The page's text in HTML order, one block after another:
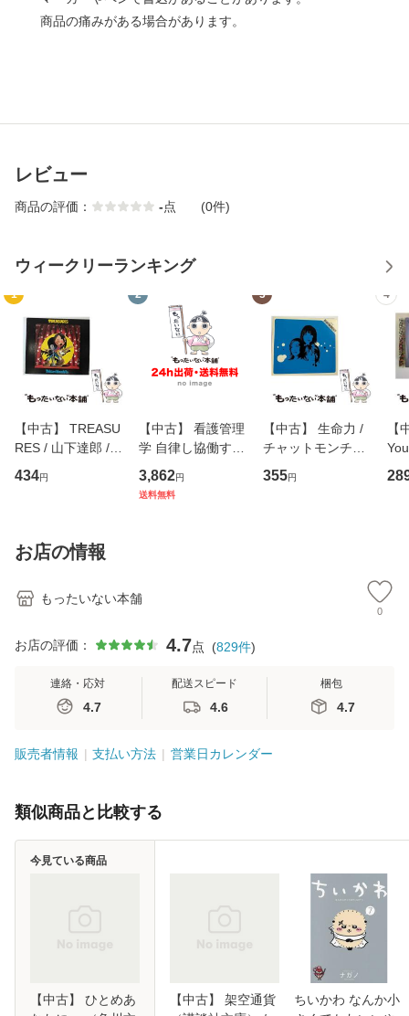
商品の痛みがある場合があります。
レビュー
商品の評価： -点 (0件)
ウィークリーランキング
1
【中古】 TREASU
RES / 山下達郎 /
イーストウエス
ト・ジャパン [CD]
434円
2
【中古】 看護管理
学 自律し協働する
専門職の看護マネ
ジメントスキル 改
3,862円
送料無料
3
【中古】 生命力 /
チャットモンチー /
キューンレコード
[CD]【メール便送
355円
4
【
のが
お店の情報
もったいない本舗
0
お店の評価： 4.7点 (829件)
連絡・応対
4.7
配送スピード
4.6
梱包
4.7
販売者情報 支払い方法 営業日カレンダー
類似商品と比較する
【中古】 ひとめあ
今見ている商品
【中古】 架空通貨
ちいかわ なんか小